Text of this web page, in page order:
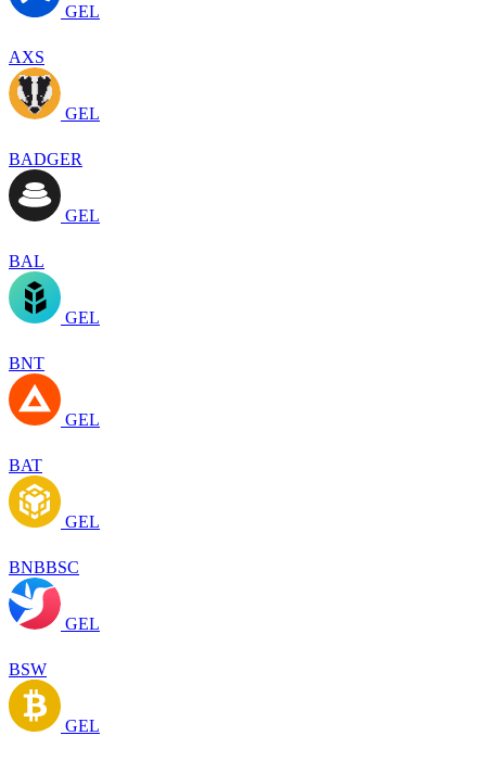
GEL
AXS
GEL
BADGER
GEL
BAL
GEL
BNT
GEL
BAT
GEL
BNBBSC
GEL
BSW
GEL